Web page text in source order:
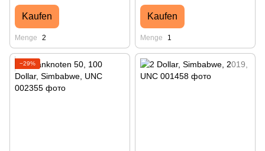
Kaufen
Menge 2
Kaufen
Menge 1
−29%